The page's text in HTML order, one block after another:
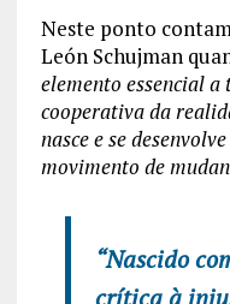
Neste ponto
León Schujman
elemento essencial
cooperativa da
nasce e se
movimento de
“Nascido
crítica à